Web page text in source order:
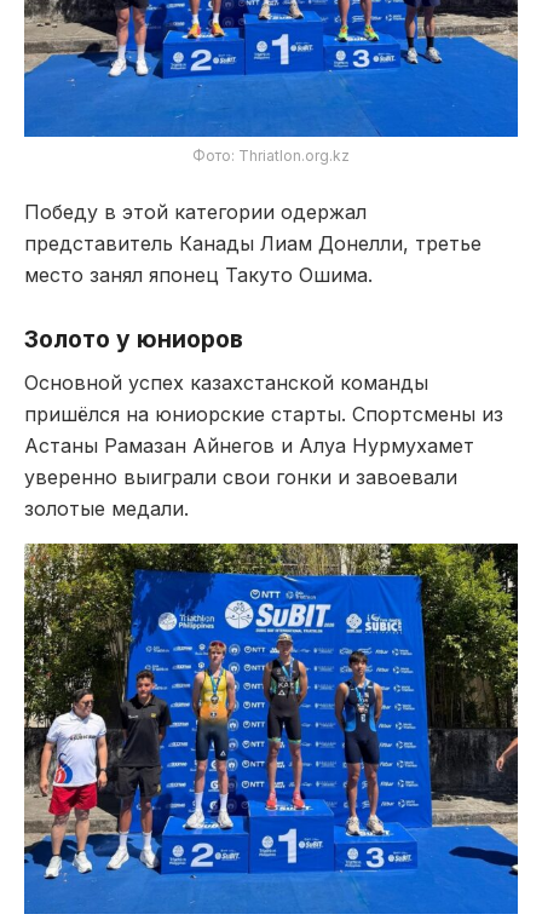
Фото: Thriatlon.org.kz
Победу в этой категории одержал
представитель Канады Лиам Донелли, третье
место занял японец Такуто Ошима.
Золото у юниоров
Основной успех казахстанской команды
пришёлся на юниорские старты. Спортсмены из
Астаны Рамазан Айнегов и Алуа Нурмухамет
уверенно выиграли свои гонки и завоевали
золотые медали.